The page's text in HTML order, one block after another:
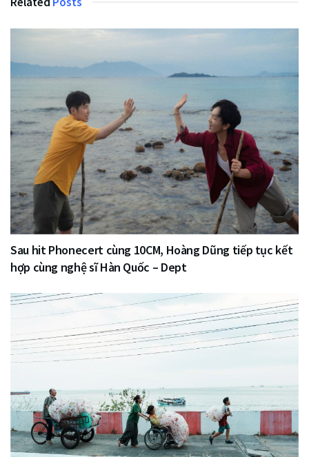
Sau hit Phonecert cùng 10CM, Hoàng Dũng tiếp tục kết
hợp cùng nghệ sĩ Hàn Quốc – Dept